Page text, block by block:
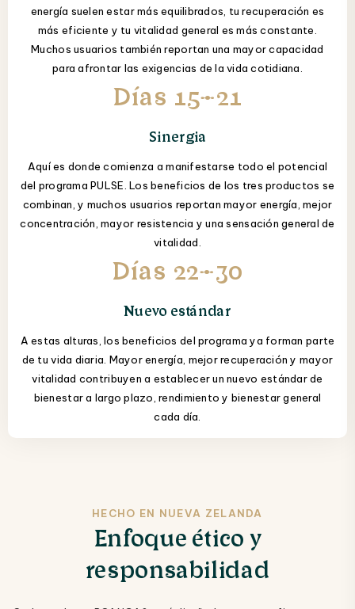
energía suelen estar más equilibrados, tu recuperación es
más eficiente y tu vitalidad general es más constante.
Muchos usuarios también reportan una mayor capacidad
para afrontar las exigencias de la vida cotidiana.
Días 15–21
Sinergia
Aquí es donde comienza a manifestarse todo el potencial
del programa PULSE. Los beneficios de los tres productos se
combinan, y muchos usuarios reportan mayor energía, mejor
concentración, mayor resistencia y una sensación general de
vitalidad.
Días 22–30
Nuevo estándar
A estas alturas, los beneficios del programa ya forman parte
de tu vida diaria. Mayor energía, mejor recuperación y mayor
vitalidad contribuyen a establecer un nuevo estándar de
bienestar a largo plazo, rendimiento y bienestar general
cada día.
HECHO EN NUEVA ZELANDA
Enfoque ético y
responsabilidad